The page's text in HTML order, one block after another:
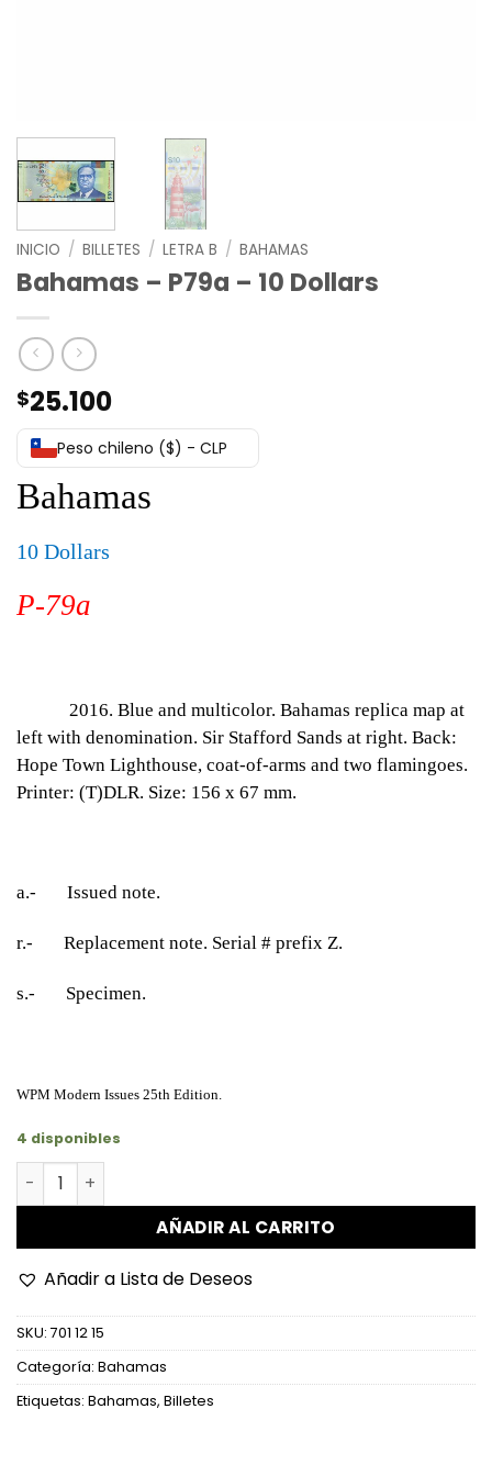
INICIO / BILLETES / LETRA B / BAHAMAS
Bahamas – P79a – 10 Dollars
$25.100
Peso chileno ($) - CLP
Bahamas
10 Dollars
P-79a
2016. Blue and multicolor. Bahamas replica map at
left with denomination. Sir Stafford Sands at right. Back:
Hope Town Lighthouse, coat-of-arms and two flamingoes.
Printer: (T)DLR. Size: 156 x 67 mm.
a.- Issued note.
r.- Replacement note. Serial # prefix Z.
s.- Specimen.
WPM Modern Issues 25th Edition.
4 disponibles
Bahamas - P79a - 10 Dollars cantidad
AÑADIR AL CARRITO
Añadir a Lista de Deseos
SKU: 701 12 15
Categoría: Bahamas
Etiquetas: Bahamas, Billetes